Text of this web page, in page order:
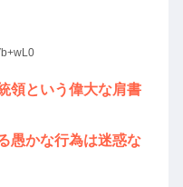
領という偉大な肩書
愚かな行為は迷惑な